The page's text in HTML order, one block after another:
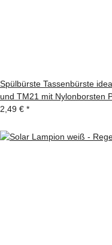
Spülbürste Tassenbürste
und TM21 mit Nylonborsten
2,49 € *